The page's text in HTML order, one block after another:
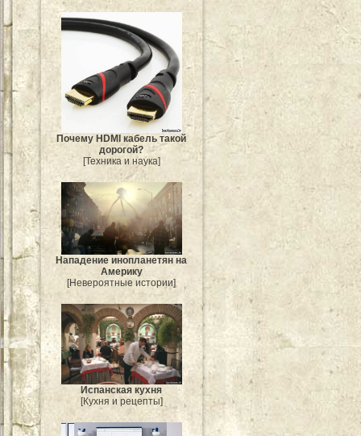
Почему HDMI кабель такой
дорогой?
[Техника и наука]
Нападение инопланетян на
Америку
[Невероятные истории]
Испанская кухня
[Кухня и рецепты]